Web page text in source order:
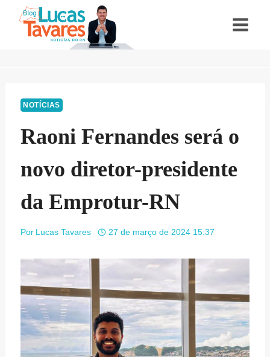
NOTÍCIAS
Raoni Fernandes será o
novo diretor-presidente
da Emprotur-RN
Por Lucas Tavares 27 de março de 2024 15:37